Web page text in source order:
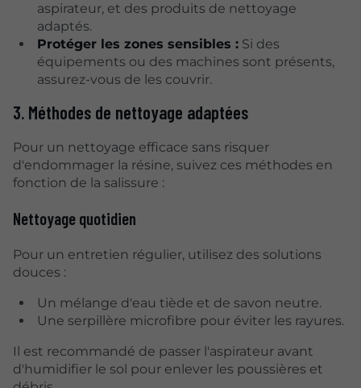
aspirateur, et des produits de nettoyage
adaptés.
Protéger les zones sensibles :Si des
équipements ou des machines sont présents,
assurez-vous de les couvrir.
3. Méthodes de nettoyage adaptées
Pour un nettoyage efficace sans risquer
d'endommager la résine, suivez ces méthodes en
fonction de la salissure :
Nettoyage quotidien
Pour un entretien régulier, utilisez des solutions
douces :
Un mélange d'eau tiède et de savon neutre.
Une serpillère microfibre pour éviter les rayures.
Il est recommandé de passer l'aspirateur avant
d'humidifier le sol pour enlever les poussières et